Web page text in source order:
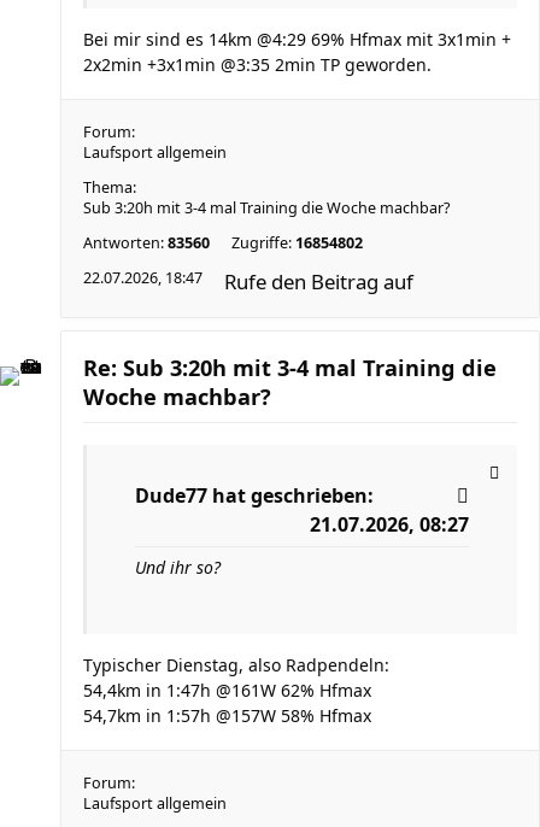
Bei mir sind es 14km @4:29 69% Hfmax mit 3x1min +
2x2min +3x1min @3:35 2min TP geworden.
Forum:
Laufsport allgemein
Thema:
Sub 3:20h mit 3-4 mal Training die Woche machbar?
Antworten:83560 Zugriffe: 16854802
22.07.2026, 18:47
Rufe den Beitrag auf
Re: Sub 3:20h mit 3-4 mal Training die
Woche machbar?
Dude77 hat geschrieben:
21.07.2026, 08:27
Und ihr so?
Typischer Dienstag, also Radpendeln:
54,4km in 1:47h @161W 62% Hfmax
54,7km in 1:57h @157W 58% Hfmax
Forum:
Laufsport allgemein